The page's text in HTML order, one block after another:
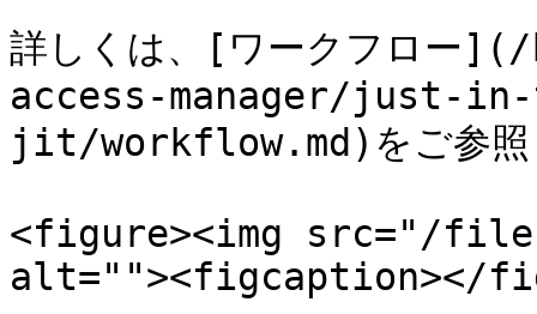
詳しくは、[ワークフロ
access-manager/just-
jit/workflow.md)をご参照
<figure><img src="/files/
alt=""><figcaption></